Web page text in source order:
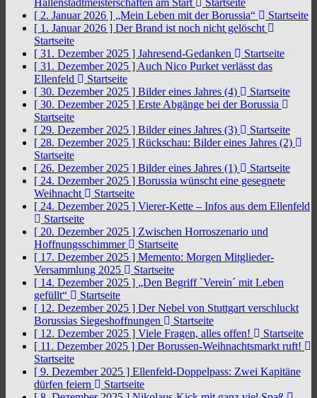
Hallenstadtmeisterschaften am Start
Startseite
[ 2. Januar 2026 ] „Mein Leben mit der Borussia“
Startseite
[ 1. Januar 2026 ] Der Brand ist noch nicht gelöscht
Startseite
[ 31. Dezember 2025 ] Jahresend-Gedanken
Startseite
[ 31. Dezember 2025 ] Auch Nico Purket verlässt das
Ellenfeld
Startseite
[ 30. Dezember 2025 ] Bilder eines Jahres (4)
Startseite
[ 30. Dezember 2025 ] Erste Abgänge bei der Borussia
Startseite
[ 29. Dezember 2025 ] Bilder eines Jahres (3)
Startseite
[ 28. Dezember 2025 ] Rückschau: Bilder eines Jahres (2)
Startseite
[ 26. Dezember 2025 ] Bilder eines Jahres (1)
Startseite
[ 24. Dezember 2025 ] Borussia wünscht eine gesegnete
Weihnacht
Startseite
[ 24. Dezember 2025 ] Vierer-Kette – Infos aus dem Ellenfeld
Startseite
[ 20. Dezember 2025 ] Zwischen Horroszenario und
Hoffnungsschimmer
Startseite
[ 17. Dezember 2025 ] Memento: Morgen Mitglieder-
Versammlung 2025
Startseite
[ 14. Dezember 2025 ] „Den Begriff `Verein´ mit Leben
gefüllt“
Startseite
[ 12. Dezember 2025 ] Der Nebel von Stuttgart verschluckt
Borussias Siegeshoffnungen
Startseite
[ 12. Dezember 2025 ] Viele Fragen, alles offen!
Startseite
[ 11. Dezember 2025 ] Der Borussen-Weihnachtsmarkt ruft!
Startseite
[ 9. Dezember 2025 ] Ellenfeld-Doppelpass: Zwei Kapitäne
dürfen feiern
Startseite